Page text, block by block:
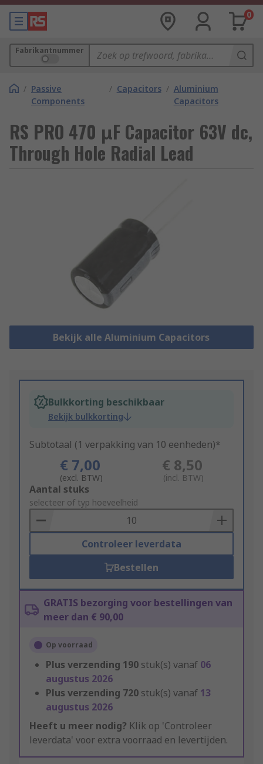
0
Fabrikantnummer
/ Passive
Components
/ Capacitors / Aluminium
Capacitors
RS PRO 470 μF Capacitor 63V dc,
Through Hole Radial Lead
Bekijk alle Aluminium Capacitors
Bulkkorting beschikbaar
Bekijk bulkkorting
Subtotaal (1 verpakking van 10 eenheden)*
€ 7,00
(excl. BTW)
€ 8,50
(incl. BTW)
Add
to
Basket
Aantal stuks
selecteer of typ hoeveelheid
Controleer leverdata
Bestellen
GRATIS bezorging voor bestellingen van
meer dan € 90,00
Op voorraad
Plus verzending 190 stuk(s) vanaf 06
augustus 2026
Plus verzending 720 stuk(s) vanaf 13
augustus 2026
Heeft u meer nodig? Klik op 'Controleer
leverdata' voor extra voorraad en levertijden.